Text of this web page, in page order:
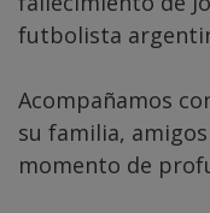
futbolista
Acompañamos
su familia,
momento de